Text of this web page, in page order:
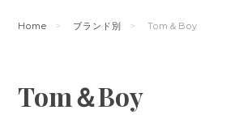
Home ブランド別 Tom＆Boy
Tom＆Boy